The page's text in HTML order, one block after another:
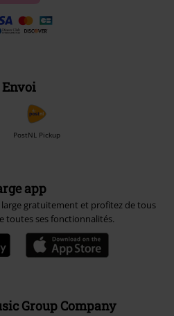
Envoi
PostNL Pickup
app
large gratuitement et profitez de tous
toutes ses fonctionnalités.
Group Company